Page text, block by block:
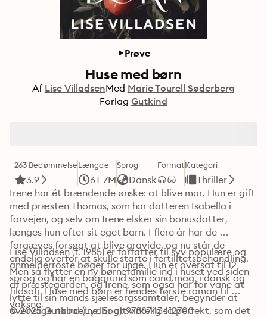
Prøve
Huse med børn
Af Lise VilladsenMed Marie Tourell Søderberg
Forlag Gutkind
263 Bedømmelse
3.9
Længde
6T 7M
Sprog
Dansk
FormatKategori
Thriller
Irene har ét brændende ønske: at blive mor. Hun er gift
med præsten Thomas, som har datteren Isabella i
forvejen, og selv om Irene elsker sin bonusdatter,
længes hun efter sit eget barn. I flere år har de
forgæves forsøgt at blive gravide, og nu står de
endelig overfor at skulle starte i fertilitetsbehandling.
Men så flytter en ny børnefamilie ind i huset ved siden
af præstegården, og Irene, som også har for vane at
lytte til sin mands sjælesorgssamtaler, begynder at
overvåge naboerne. Er alt virkelig så perfekt, som det
Lise Villadsen (f. 1985) er forfatter til syv populære og
anmelderroste bøger for unge. Hun er oversat til 12
sprog og har en baggrund som cand.mag. i dansk og
filosofi. Huse med børn er hendes første roman til
voksne.
© 2025 Gutkind (Lydbog): 9788743412700